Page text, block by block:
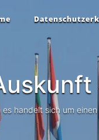
handelt sich um